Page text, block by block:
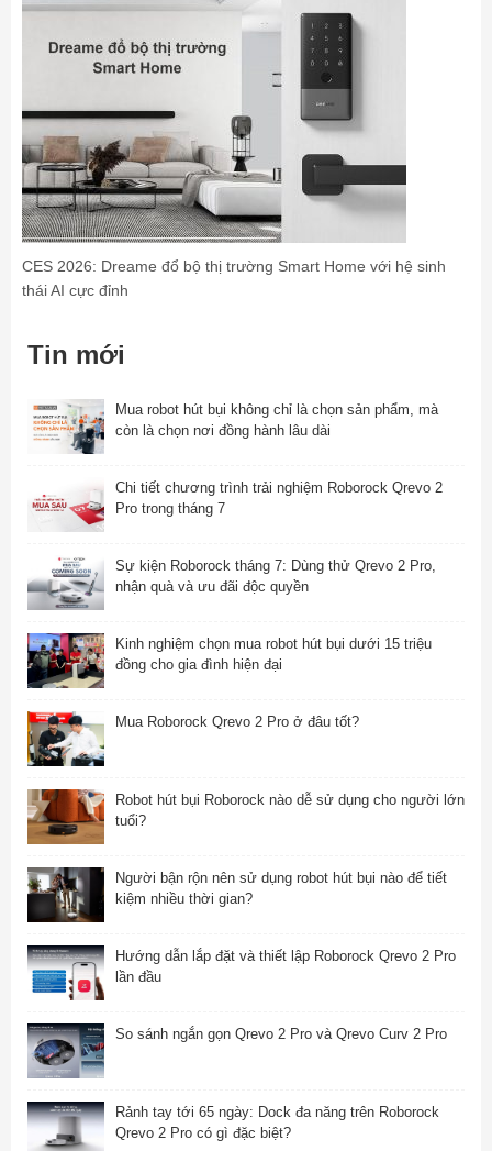
CES 2026: Dreame đổ bộ thị trường Smart Home với hệ sinh
thái AI cực đỉnh
Tin mới
Mua robot hút bụi không chỉ là chọn sản phẩm, mà
còn là chọn nơi đồng hành lâu dài
Chi tiết chương trình trải nghiệm Roborock Qrevo 2
Pro trong tháng 7
Sự kiện Roborock tháng 7: Dùng thử Qrevo 2 Pro,
nhận quà và ưu đãi độc quyền
Kinh nghiệm chọn mua robot hút bụi dưới 15 triệu
đồng cho gia đình hiện đại
Mua Roborock Qrevo 2 Pro ở đâu tốt?
Robot hút bụi Roborock nào dễ sử dụng cho người lớn
tuổi?
Người bận rộn nên sử dụng robot hút bụi nào để tiết
kiệm nhiều thời gian?
Hướng dẫn lắp đặt và thiết lập Roborock Qrevo 2 Pro
lần đầu
So sánh ngắn gọn Qrevo 2 Pro và Qrevo Curv 2 Pro
Rảnh tay tới 65 ngày: Dock đa năng trên Roborock
Qrevo 2 Pro có gì đặc biệt?